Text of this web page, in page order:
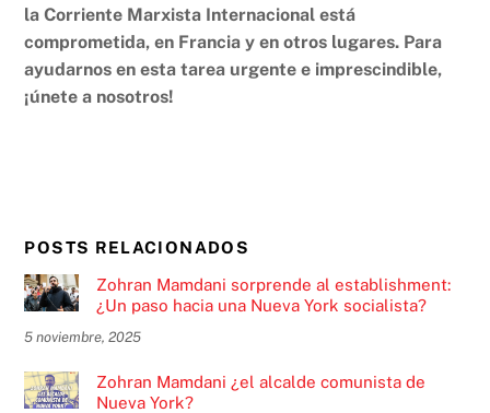
la Corriente Marxista Internacional está
comprometida, en Francia y en otros lugares. Para
ayudarnos en esta tarea urgente e imprescindible,
¡únete a nosotros!
POSTS RELACIONADOS
Zohran Mamdani sorprende al establishment:
¿Un paso hacia una Nueva York socialista?
5 noviembre, 2025
Zohran Mamdani ¿el alcalde comunista de
Nueva York?